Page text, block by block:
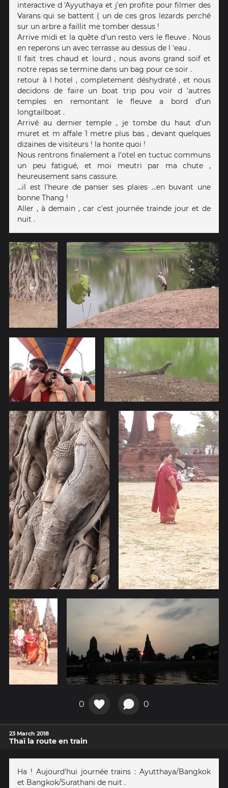
interactive d 'Ayyuthaya et j'en profite pour filmer des
Varans qui se battent ( un de ces gros lezards perché
sur un arbre a faillit me tomber dessus !
Arrive midi et la quête d'un resto vers le fleuve . Nous
en reperons un avec terrasse au dessus de l 'eau .
Il fait tres chaud et lourd , nous avons grand soif et
notre repas se termine dans un bag pour ce soir .
retour à l hotel , completement déshydraté , et nous
decidons de faire un boat trip pou voir d 'autres
temples en remontant le fleuve a bord d'un
longtailboat .
Arrivé au dernier temple , je tombe du haut d'un
muret et m affale 1 metre plus bas , devant quelques
dizaines de visiteurs ! la honte quoi !
Nous rentrons finalement a l'otel en tuctuc communs
un peu fatigué, et moi meutri par ma chute ,
heureusement sans cassure.
...il est l'heure de panser ses plaies ...en buvant une
bonne Thang !
Aller , à demain , car c'est journée trainde jour et de
nuit .
0 0
23 March 2018
Thaï la route en train
Ha ! Aujourd'hui journée trains : Ayutthaya/Bangkok
et Bangkok/Surathani de nuit .